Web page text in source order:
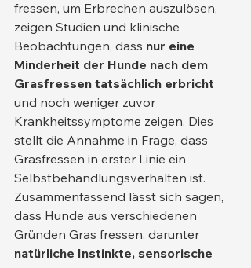
fressen, um Erbrechen auszulösen,
zeigen Studien und klinische
Beobachtungen, dass nur eine
Minderheit der Hunde nach dem
Grasfressen tatsächlich erbricht
und noch weniger zuvor
Krankheitssymptome zeigen. Dies
stellt die Annahme in Frage, dass
Grasfressen in erster Linie ein
Selbstbehandlungsverhalten ist.
Zusammenfassend lässt sich sagen,
dass Hunde aus verschiedenen
Gründen Gras fressen, darunter
natürliche Instinkte, sensorische